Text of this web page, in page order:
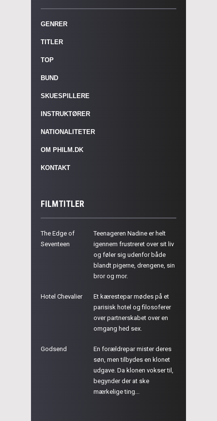
GENRER
TITLER
TOP
BUND
SKUESPILLERE
INSTRUKTØRER
NATIONALITETER
OM PHILM.DK
KONTAKT
FILMTITLER
The Edge of
Seventeen
Teenageren Nadine er helt
igennem frustreret over sit liv
og føler sig udenfor både
blandt pigerne, drengene, sin
bror og mor.
Hotel Chevalier
Et kærestepar mødes på et
parisisk hotel og filosoferer
over partnerskabet over en
omgang hed sex.
Godsend
En forældrepar mister deres
søn, men tilbydes en klonet
udgave. Da klonen vokser til,
begynder der at ske
mærkelige ting...